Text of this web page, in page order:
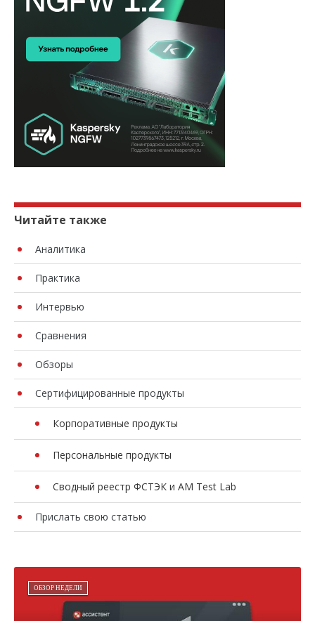
Читайте также
Аналитика
Практика
Интервью
Сравнения
Обзоры
Сертифицированные продукты
Корпоративные продукты
Персональные продукты
Сводный реестр ФСТЭК и AM Test Lab
Прислать свою статью
ОБЗОР НЕДЕЛИ